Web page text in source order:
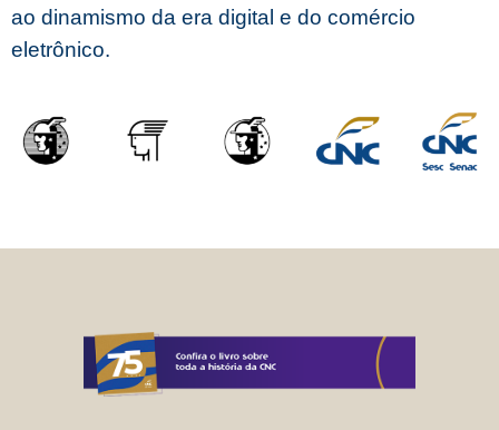
ao dinamismo da era digital e do comércio
eletrônico.